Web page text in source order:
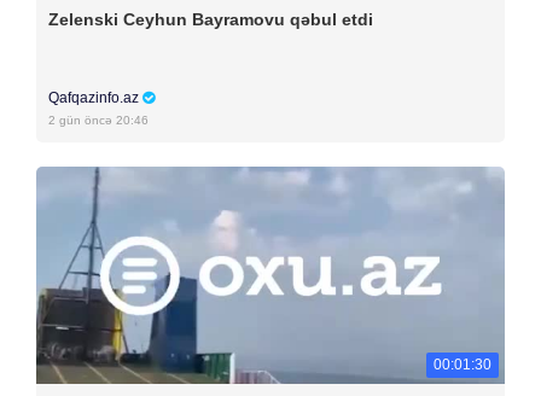
Zelenski Ceyhun Bayramovu qəbul etdi
Qafqazinfo.az
2 gün öncə 20:46
00:01:30